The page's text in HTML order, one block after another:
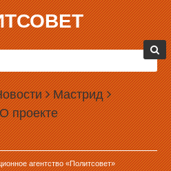
Мастрид
проекте
агентство «Политсовет»
ЗАКРЫТИЕ
отделов РПЦ протоиерей
идею закрытия социальной сети
требуют борцы с детской
работу сайтапишетсегодня